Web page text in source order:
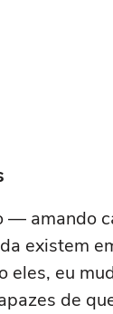
— amando
existem
eles, eu
de